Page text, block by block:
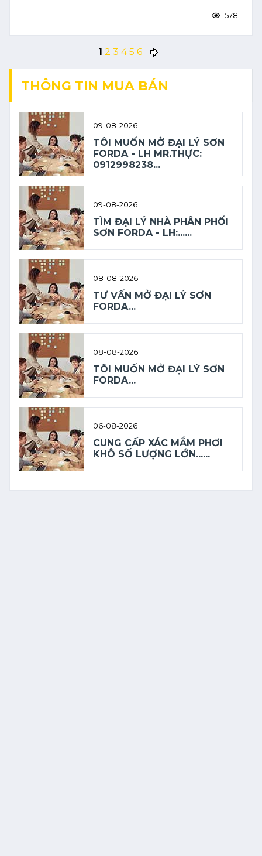
578
1 2 3 4 5 6
THÔNG TIN MUA BÁN
09-08-2026
TÔI MUỐN MỞ ĐẠI LÝ SƠN
FORDA - LH MR.THỰC:
0912998238...
09-08-2026
TÌM ĐẠI LÝ NHÀ PHÂN PHỐI
SƠN FORDA - LH:......
08-08-2026
TƯ VẤN MỞ ĐẠI LÝ SƠN
FORDA...
08-08-2026
TÔI MUỐN MỞ ĐẠI LÝ SƠN
FORDA...
06-08-2026
CUNG CẤP XÁC MẮM PHƠI
KHÔ SỐ LƯỢNG LỚN......